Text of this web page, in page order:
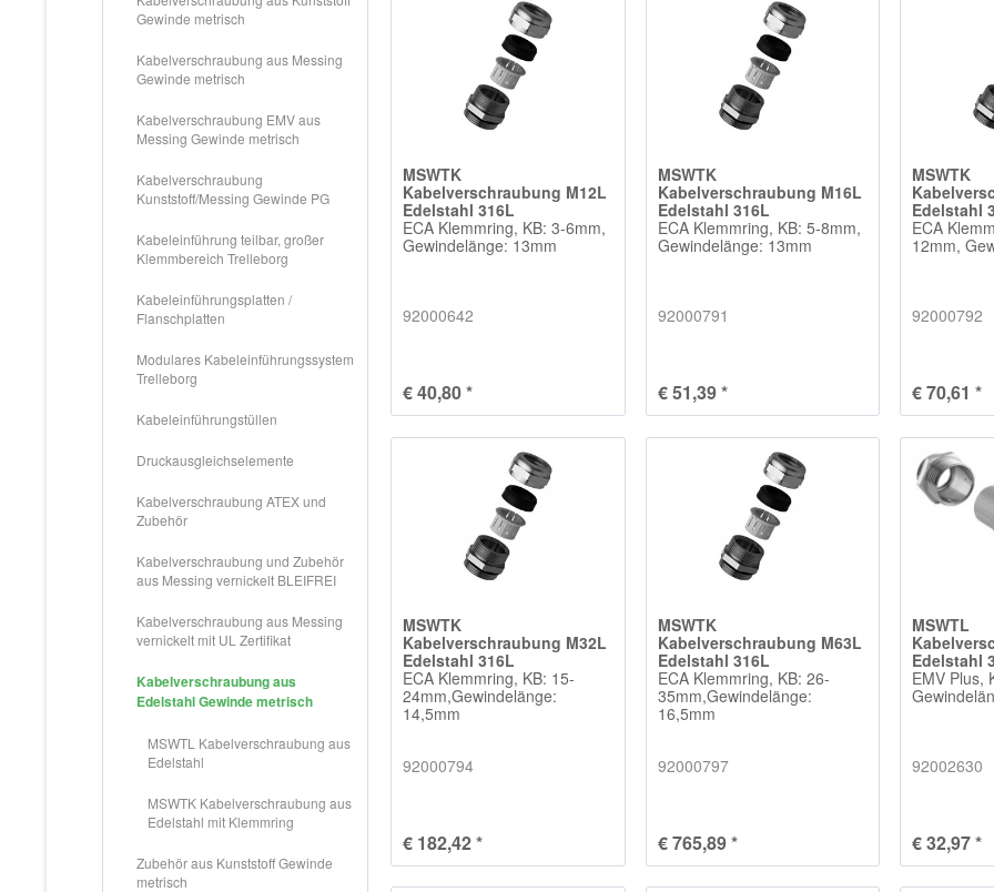
Gewinde metrisch
Kabelverschraubung aus Messing
Gewinde metrisch
Kabelverschraubung EMV aus
Messing Gewinde metrisch
Kabelverschraubung
Kunststoff/Messing Gewinde PG
Kabeleinführung teilbar, großer
Klemmbereich Trelleborg
Kabeleinführungsplatten /
Flanschplatten
Modulares Kabeleinführungssystem
Trelleborg
Kabeleinführungstüllen
Druckausgleichselemente
Kabelverschraubung ATEX und
Zubehör
Kabelverschraubung und Zubehör
aus Messing vernickelt BLEIFREI
Kabelverschraubung aus Messing
vernickelt mit UL Zertifikat
Kabelverschraubung aus
Edelstahl Gewinde metrisch
MSWTL Kabelverschraubung aus
Edelstahl
MSWTK Kabelverschraubung aus
Edelstahl mit Klemmring
Zubehör aus Kunststoff Gewinde
metrisch
MSWTK
Kabelverschraubung M12L
Edelstahl 316L
ECA Klemmring, KB: 3-6mm,
Gewindelänge: 13mm
92000642
€ 40,80 *
MSWTK
Kabelverschraubung M16L
Edelstahl 316L
ECA Klemmring, KB: 5-8mm,
Gewindelänge: 13mm
92000791
€ 51,39 *
MSWTK
Edelstahl
ECA
12mm,
92000792
€ 70,61 *
MSWTK
Kabelverschraubung M32L
Edelstahl 316L
ECA Klemmring, KB: 15-
24mm,Gewindelänge:
14,5mm
92000794
€ 182,42 *
MSWTK
Kabelverschraubung M63L
Edelstahl 316L
ECA Klemmring, KB: 26-
35mm,Gewindelänge:
16,5mm
92000797
€ 765,89 *
MSWTL
Edelstahl
EMV Plus,
92002630
€ 32,97 *